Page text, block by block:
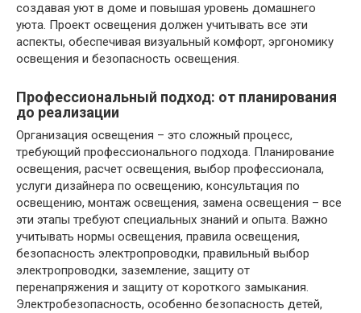
создавая уют в доме и повышая уровень домашнего
уюта. Проект освещения должен учитывать все эти
аспекты, обеспечивая визуальный комфорт, эргономику
освещения и безопасность освещения.
Профессиональный подход: от планирования
до реализации
Организация освещения – это сложный процесс,
требующий профессионального подхода. Планирование
освещения, расчет освещения, выбор профессионала,
услуги дизайнера по освещению, консультация по
освещению, монтаж освещения, замена освещения – все
эти этапы требуют специальных знаний и опыта. Важно
учитывать нормы освещения, правила освещения,
безопасность электропроводки, правильный выбор
электропроводки, заземление, защиту от
перенапряжения и защиту от короткого замыкания.
Электробезопасность, особенно безопасность детей,